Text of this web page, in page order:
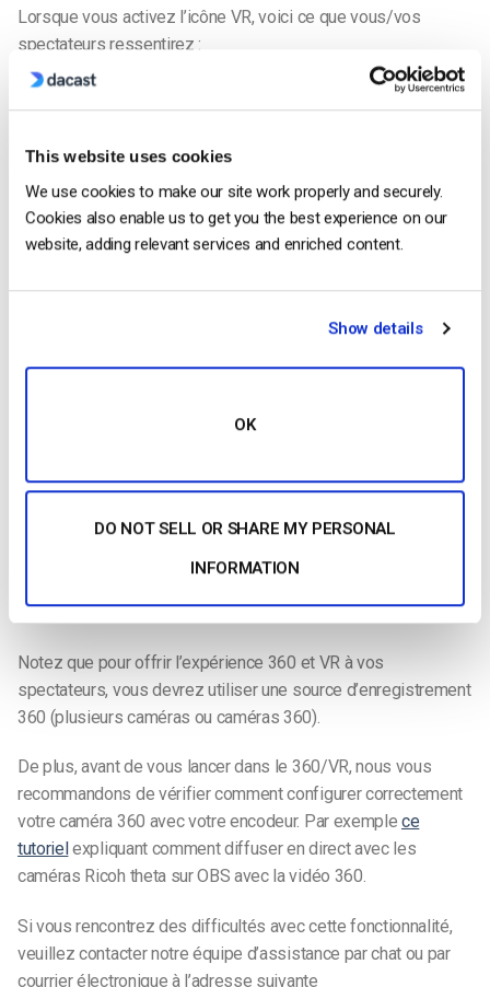
This website uses cookies
We use cookies to make our site work properly and securely.
Cookies also enable us to get you the best experience on our
website, adding relevant services and enriched content.
Show details
OK
DO NOT SELL OR SHARE MY PERSONAL
INFORMATION
Lorsque vous activez l’icône VR, voici ce que vous/vos
spectateurs ressentirez :
Pour désactiver l’option VR, rien de plus simple. Il vous suffit
La technologie 360/VR est supportée par tous les
notre partenariat avec Theoplayer. Nous vous invitons à
cet exemple de National Geographics
téléspectateurs.
Notez que pour offrir l’expérience 360 et VR à vos
spectateurs, vous devrez utiliser une source d’enregistrement
360 (plusieurs caméras ou caméras 360).
De plus, avant de vous lancer dans le 360/VR, nous vous
recommandons de vérifier comment configurer correctement
votre caméra 360 avec votre encodeur. Par exemple ce
tutoriel expliquant comment diffuser en direct avec les
caméras Ricoh theta sur OBS avec la vidéo 360.
Si vous rencontrez des difficultés avec cette fonctionnalité,
veuillez contacter notre équipe d’assistance par chat ou par
courrier électronique à l’adresse suivante